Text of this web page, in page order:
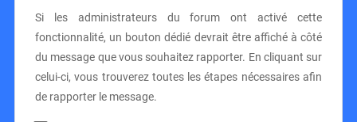
Si les administrateurs du forum ont activé cette
fonctionnalité, un bouton dédié devrait être affiché à côté
du message que vous souhaitez rapporter. En cliquant sur
celui-ci, vous trouverez toutes les étapes nécessaires afin
de rapporter le message.